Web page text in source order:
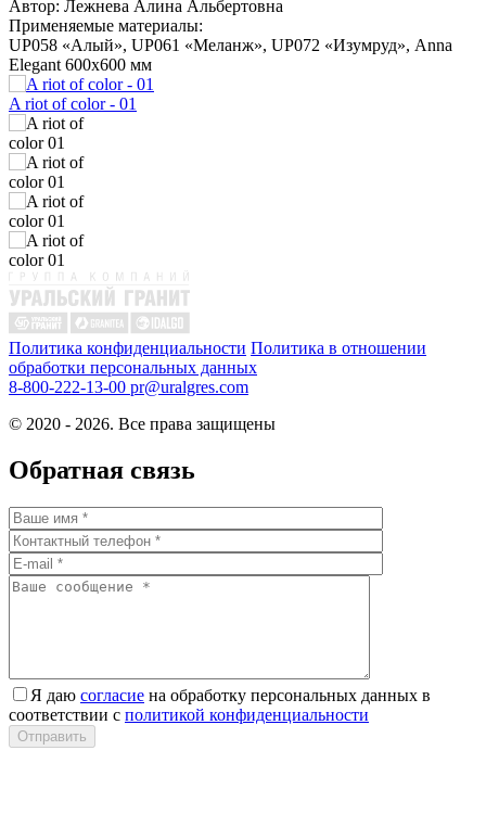
Автор: Лежнева Алина Альбертовна
Применяемые материалы:
UP058 «Алый», UP061 «Меланж», UP072 «Изумруд», Anna
Elegant 600x600 мм
A riot of color - 01
Политика конфиденциальности Политика в отношении
обработки персональных данных
8-800-222-13-00 pr@uralgres.com
© 2020 - 2026. Все права защищены
Обратная связь
Я даю согласие на обработку персональных данных в
соответствии с политикой конфиденциальности